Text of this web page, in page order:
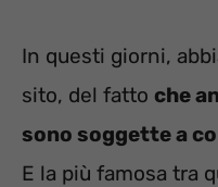
In questi giorni,
sito, del fatto che
sono soggette a
E la più famosa tra